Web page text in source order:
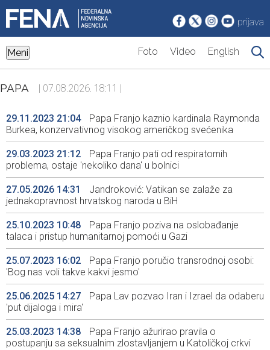
prijava
Meni Foto Video English
PAPA | 07.08.2026. 18:11 |
29.11.2023 21:04
Papa Franjo kaznio kardinala Raymonda
Burkea, konzervativnog visokog američkog svećenika
29.03.2023 21:12
Papa Franjo pati od respiratornih
problema, ostaje 'nekoliko dana' u bolnici
27.05.2026 14:31
Jandroković: Vatikan se zalaže za
jednakopravnost hrvatskog naroda u BiH
25.10.2023 10:48
Papa Franjo poziva na oslobađanje
talaca i pristup humanitarnoj pomoći u Gazi
25.07.2023 16:02
Papa Franjo poručio transrodnoj osobi:
'Bog nas voli takve kakvi jesmo'
25.06.2025 14:27
Papa Lav pozvao Iran i Izrael da odaberu
'put dijaloga i mira'
25.03.2023 14:38
Papa Franjo ažurirao pravila o
postupanju sa seksualnim zlostavljanjem u Katoličkoj crkvi